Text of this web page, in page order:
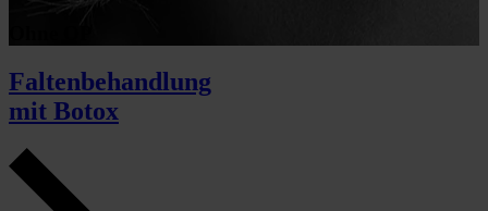
Faltenbehandlung
mit Botox